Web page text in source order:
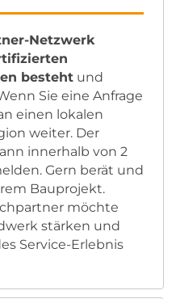
Netzwerk
besteht und
Sie eine Anfrage
einen lokalen
weiter. Der
innerhalb von 2
Gern berät und
Bauprojekt.
möchte
stärken und
Service-Erlebnis